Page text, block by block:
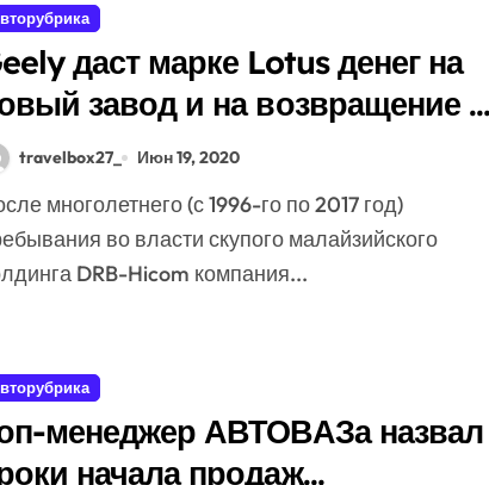
даст марке Lotus денег на
завод и на возвращение в
travelbox27_ Июн 19, 2020
во власти скупого малайзийского
DRB-Hicom компания...
менеджер АВТОВАЗа назвал
начала продаж